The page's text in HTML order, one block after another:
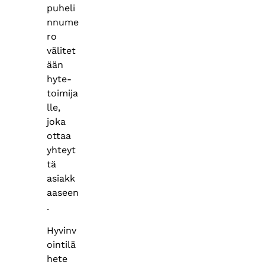
puheli
nnume
ro
välitet
ään
hyte-
toimija
lle,
joka
ottaa
yhteyt
tä
asiakk
aaseen
.
Hyvinv
ointilä
hete